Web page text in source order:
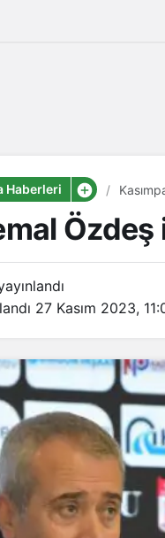
Haberleri
Özdeş
27 Kasım 2023,